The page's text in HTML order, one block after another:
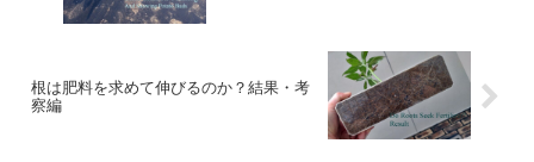
根は肥料を求めて伸びるのか？結果・考
察編